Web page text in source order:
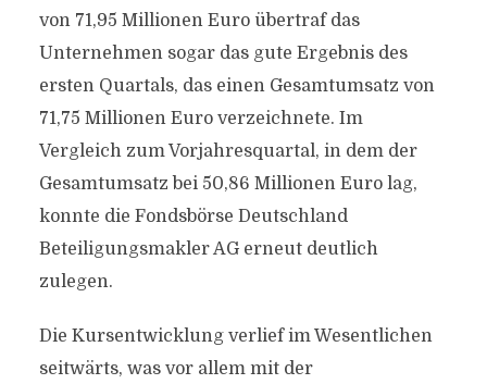
von 71,95 Millionen Euro übertraf das
Unternehmen sogar das gute Ergebnis des
ersten Quartals, das einen Gesamtumsatz von
71,75 Millionen Euro verzeichnete. Im
Vergleich zum Vorjahresquartal, in dem der
Gesamtumsatz bei 50,86 Millionen Euro lag,
konnte die Fondsbörse Deutschland
Beteiligungsmakler AG erneut deutlich
zulegen.
Die Kursentwicklung verlief im Wesentlichen
seitwärts, was vor allem mit der